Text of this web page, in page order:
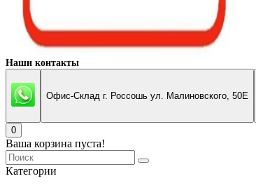
Наши контакты
Офис-Склад г. Россошь ул. Малиновского, 50Е
0
Ваша корзина пуста!
Категории